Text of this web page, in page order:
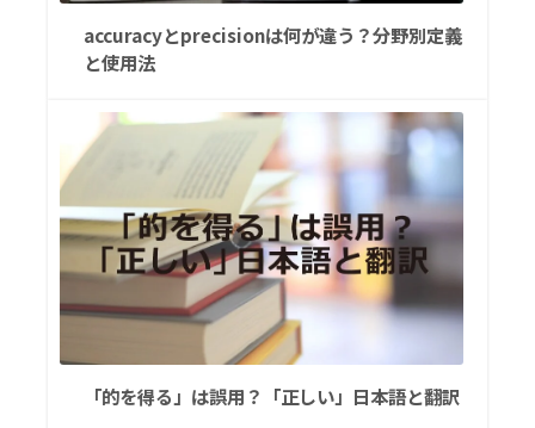
accuracyとprecisionは何が違う？分野別定義
と使用法
「的を得る」は誤用？「正しい」日本語と翻訳